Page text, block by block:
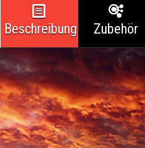
Beschreibung Zubehör